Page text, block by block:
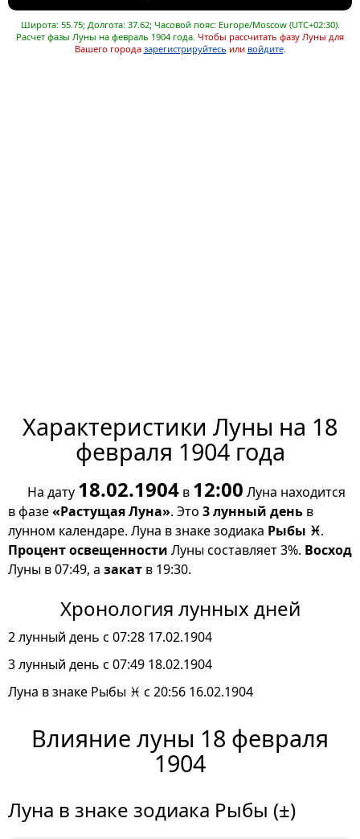
Широта: 55.75; Долгота: 37.62; Часовой пояс: Europe/Moscow (UTC+02:30).
Расчет фазы Луны на февраль 1904 года. Чтобы рассчитать фазу Луны для
Вашего города зарегистрируйтесь или войдите.
Характеристики Луны на 18
февраля 1904 года
На дату 18.02.1904 в 12:00 Луна находится
в фазе«Растущая Луна». Это 3 лунный день в
лунном календаре. Луна в знаке зодиака Рыбы ♓.
Процент освещенности Луны составляет 3%. Восход
Луны в 07:49, а закат в 19:30.
Хронология лунных дней
2 лунный день с 07:28 17.02.1904
3 лунный день с 07:49 18.02.1904
Луна в знаке Рыбы ♓ с 20:56 16.02.1904
Влияние луны 18 февраля
1904
Луна в знаке зодиака Рыбы (±)